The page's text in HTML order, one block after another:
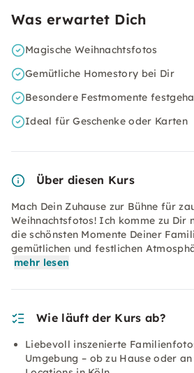
Was erwartet Dich
Magische Weihnachtsfotos
Gemütliche Homestory bei Dir
Besondere Festmomente
Ideal für Geschenke oder Karten
Über diesen Kurs
Mach Dein Zuhause zur Bühne für
Weihnachtsfotos! Ich komme zu Dir
die schönsten Momente Deiner
gemütlichen und festlichen
mehr lesen
Wie läuft der Kurs ab?
Liebevoll inszenierte
Umgebung – ob zu Hause oder